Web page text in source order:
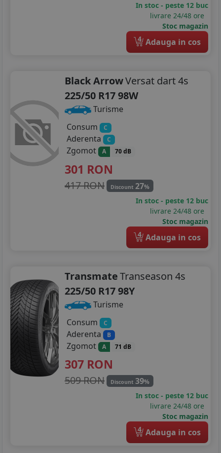
In stoc - peste 12 buc
livrare 24/48 ore
Stoc magazin
4 Adauga in cos
Black ArrowVersat dart 4s
225/50 R17 98W
Turisme
Consum
C
Aderenta C
Zgomot A 70 dB
301 RON
417 RON Discount 27%
In stoc - peste 12 buc
livrare 24/48 ore
Stoc magazin
4 Adauga in cos
TransmateTranseason 4s
225/50 R17 98Y
Turisme
Consum
C
Aderenta B
Zgomot A 71 dB
307 RON
509 RON Discount 39%
In stoc - peste 12 buc
livrare 24/48 ore
Stoc magazin
4 Adauga in cos